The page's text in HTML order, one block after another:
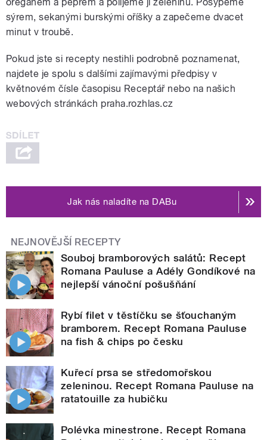
sýrem, sekanými burskými oříšky a zapečeme dvacet
minut v troubě.
Pokud jste si recepty nestihli podrobně poznamenat,
najdete je spolu s dalšími zajímavými předpisy v
květnovém čísle časopisu Receptář nebo na našich
webových stránkách praha.rozhlas.cz
Jak nás naladíte na DABu
NEJNOVĚJŠÍ RECEPTY
Souboj bramborových salátů: Recept
Romana Pauluse a Adély Gondíkové na
nejlepší vánoční pošušňání
Rybí filet v těstíčku se šťouchaným
bramborem. Recept Romana Pauluse
na fish & chips po česku
Kuřecí prsa se středomořskou
zeleninou. Recept Romana Pauluse na
ratatouille za hubičku
Polévka minestrone. Recept Romana